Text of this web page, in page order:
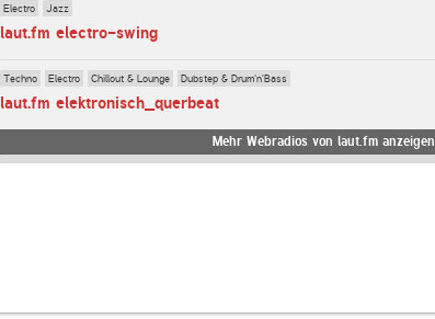
Electro Jazz
laut.fm electro-swing
Techno Electro Chillout & Lounge Dubstep & Drum'n'Bass
laut.fm elektronisch_querbeat
Mehr Webradios von laut.fm anzeigen